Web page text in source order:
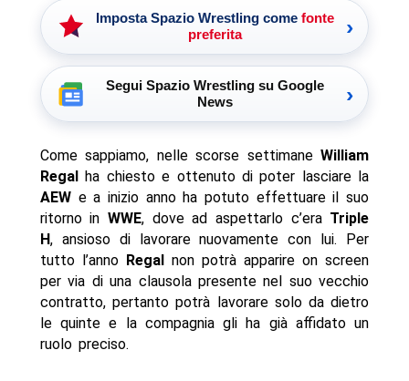
Imposta Spazio Wrestling come fonte
preferita
›
Segui Spazio Wrestling su Google
News
›
Come sappiamo, nelle scorse settimaneWilliam
Regal
ha chiesto e ottenuto di poter lasciare la
AEWe a inizio anno ha potuto effettuare il suo
ritorno inWWE, dove ad aspettarlo c’era Triple
H, ansioso di lavorare nuovamente con lui. Per
tutto l’anno Regal
non potrà apparire on screen
per via di una clausola presente nel suo vecchio
contratto, pertanto potrà lavorare solo da dietro
le quinte e la compagnia gli ha già affidato un
ruolo preciso.